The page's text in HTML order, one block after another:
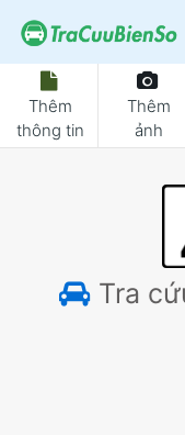
Thêm
thông tin
Thêm
ảnh
Tra